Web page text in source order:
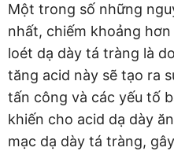
Một trong số những
nhất, chiếm khoảng
loét dạ dày tá tràng là
tăng acid này sẽ tạo ra
tấn công và các yếu tố
khiến cho acid dạ dày
mạc dạ dày tá tràng,